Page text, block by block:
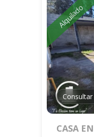
Alquilado
CASA